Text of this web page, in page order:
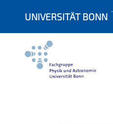
UNIVERSITÄT BONN